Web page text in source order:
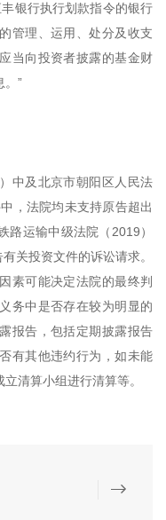
银行执行划款指令的银行
管理、运用、处分及收支
当向投资者披露的基金财
。”
中及北京市朝阳区人民法
，法院均未支持原告超出
路运输中级法院（2019）
关投资文件的诉讼请求。
素可能决定法院的最终判
务中是否存在较为明显的
报告，包括定期披露报告
有其他违约行为，如未能
清算小组进行清算等。